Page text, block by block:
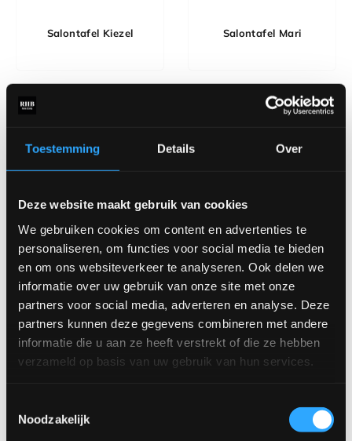
Toestemming Details Over
Deze website maakt gebruik van cookies
We gebruiken cookies om content en advertenties te
personaliseren, om functies voor social media te bieden
en om ons websiteverkeer te analyseren. Ook delen we
informatie over uw gebruik van onze site met onze
partners voor social media, adverteren en analyse. Deze
partners kunnen deze gegevens combineren met andere
informatie die u aan ze heeft verstrekt of die ze hebben
verzameld op basis van uw gebruik van hun services.
Noodzakelijk
Salontafel Kiezel Salontafel Mari
Salontafelset Alix Salontafelset Olivia